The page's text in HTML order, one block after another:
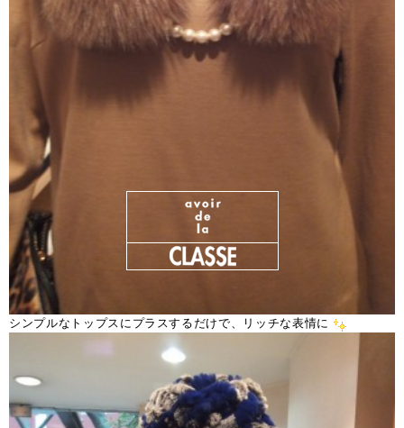
シンプルなトップスにプラスするだけで、リッチな表情に